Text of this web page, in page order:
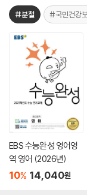
#분철 #국민건강
EBS 수능완성 영어영
역 영어 (2026년)
10% 14,040원